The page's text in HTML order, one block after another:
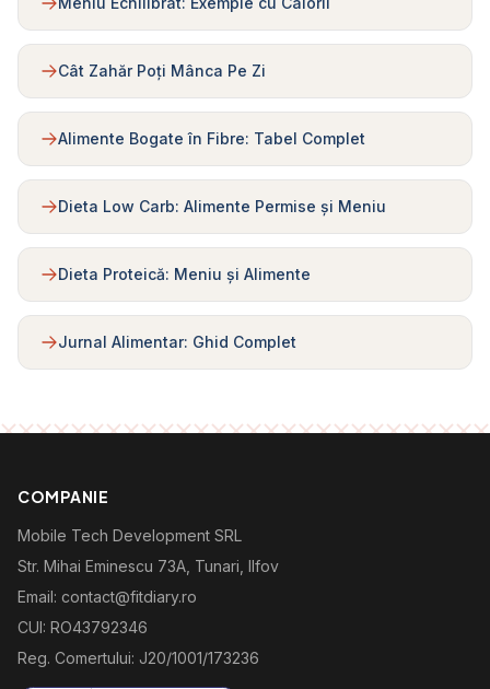
Cât Zahăr Poți Mânca Pe Zi
Alimente Bogate în Fibre: Tabel Complet
Dieta Low Carb: Alimente Permise și Meniu
Dieta Proteică: Meniu și Alimente
Jurnal Alimentar: Ghid Complet
COMPANIE
Mobile Tech Development SRL
Str. Mihai Eminescu 73A, Tunari, Ilfov
Email: contact@fitdiary.ro
CUI: RO43792346
Reg. Comertului: J20/1001/173236